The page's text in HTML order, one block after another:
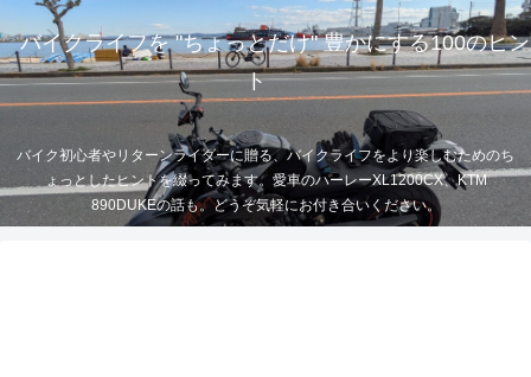
バイクライフを "ちょっとだけ" 豊かにする100のヒン
ト
バイク初心者やリターンライダーに贈る、バイクライフをより楽しむためのち
ょっとしたヒントを綴ってみます。愛車のハーレーXL1200CX、KTM
890DUKEの話も。どうぞ気軽にお付き合いください。